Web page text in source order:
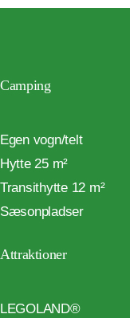
Camping
Egen vogn/telt
Hytte 25 m²
Transithytte 12 m²
Sæsonpladser
Attraktioner
LEGOLAND®